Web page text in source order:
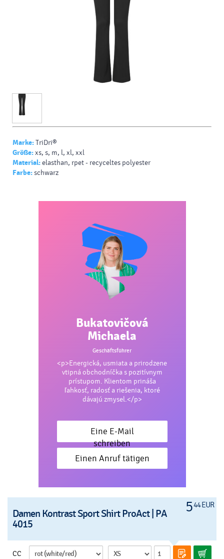
Marke:TriDri®
Größe:xs, s, m, l, xl, xxl
Material:elasthan, rpet - recyceltes polyester
Farbe:schwarz
Bukatovičová
Michaela
Geschäftsführer
<p>Energická, usmiata a prirodzene
vtipná obchodníčka s pozitívnym
prístupom. Klientom prináša
ľahkosť, radosť a riešenia, ktoré
dávajú zmysel.</p>
Eine E-Mail
schreiben
Einen Anruf tätigen
544 EUR
Damen Kontrast Sport Shirt ProAct | PA
4015
CC